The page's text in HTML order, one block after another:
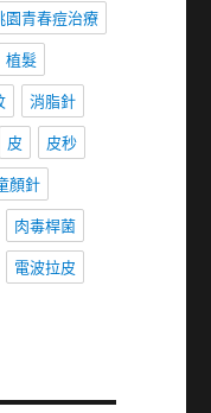
園青春痘治療
植髮
消脂針
皮 皮秒
顏針
肉毒桿菌
電波拉皮